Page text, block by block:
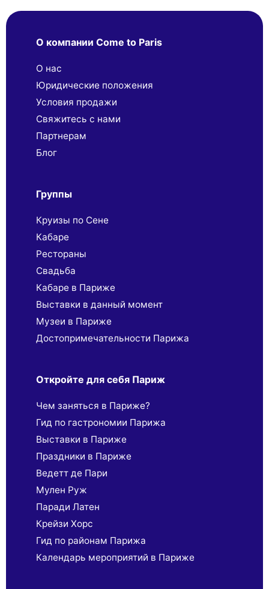
О компании Come to Paris
О нас
Юридические положения
Условия продажи
Свяжитесь с нами
Партнерaм
Блог
Группы
Круизы по Сене
Кабаре
Рестораны
Свадьба
Кабаре в Париже
Выставки в данный момент
Музеи в Париже
Достопримечательности Парижа
Откройте для себя Париж
Чем заняться в Париже?
Гид по гастрономии Парижа
Выставки в Париже
Праздники в Париже
Ведетт де Пари
Мулен Руж
Паради Латен
Крейзи Хорс
Гид по районам Парижа
Календарь мероприятий в Париже